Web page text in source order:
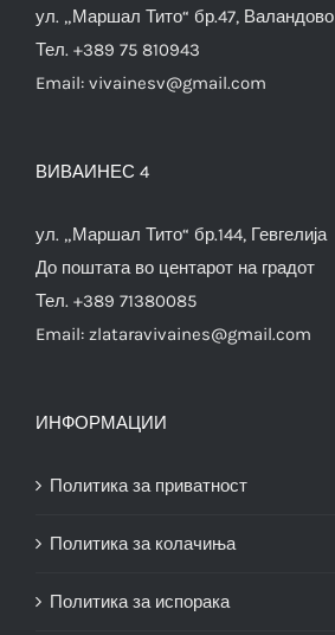
ул. „Маршал Тито“ бр.47, Валандово
Тел. +389 75 810943
Email: vivainesv@gmail.com
ВИВАИНЕС 4
ул. „Маршал Тито“ бр.144, Гевгелија
До поштата во центарот на градот
Тел. +389 71380085
Email: zlataravivaines@gmail.com
ИНФОРМАЦИИ
Политика за приватност
Политика за колачиња
Политика за испорака